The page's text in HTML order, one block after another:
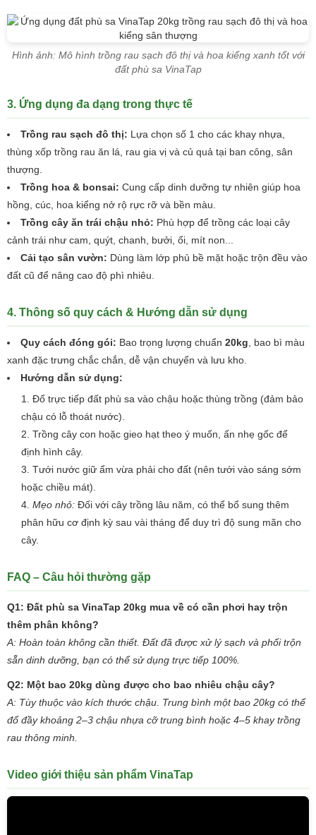
Hình ảnh: Mô hình trồng rau sạch đô thị và hoa kiểng xanh tốt với
đất phù sa VinaTap
3. Ứng dụng đa dạng trong thực tế
Trồng rau sạch đô thị: Lựa chọn số 1 cho các khay nhựa,
thùng xốp trồng rau ăn lá, rau gia vị và củ quả tại ban công, sân
thượng.
Trồng hoa & bonsai: Cung cấp dinh dưỡng tự nhiên giúp hoa
hồng, cúc, hoa kiểng nở rộ rực rỡ và bền màu.
Trồng cây ăn trái chậu nhỏ: Phù hợp để trồng các loại cây
cảnh trái như cam, quýt, chanh, bưởi, ổi, mít non...
Cải tạo sân vườn: Dùng làm lớp phủ bề mặt hoặc trộn đều vào
đất cũ để nâng cao độ phì nhiêu.
4. Thông số quy cách & Hướng dẫn sử dụng
Quy cách đóng gói: Bao trọng lượng chuẩn 20kg , bao bì màu
xanh đặc trưng chắc chắn, dễ vận chuyển và lưu kho.
Hướng dẫn sử dụng:
Đổ trực tiếp đất phù sa vào chậu hoặc thùng trồng (đảm bảo
chậu có lỗ thoát nước).
Trồng cây con hoặc gieo hạt theo ý muốn, ấn nhẹ gốc để
định hình cây.
Tưới nước giữ ẩm vừa phải cho đất (nên tưới vào sáng sớm
hoặc chiều mát).
Mẹo nhỏ: Đối với cây trồng lâu năm, có thể bổ sung thêm
phân hữu cơ định kỳ sau vài tháng để duy trì độ sung mãn cho
cây.
FAQ – Câu hỏi thường gặp
Q1: Đất phù sa VinaTap 20kg mua về có cần phơi hay trộn
thêm phân không?
A: Hoàn toàn không cần thiết. Đất đã được xử lý sạch và phối trộn
sẵn dinh dưỡng, bạn có thể sử dụng trực tiếp 100%.
Q2: Một bao 20kg dùng được cho bao nhiêu chậu cây?
A: Tùy thuộc vào kích thước chậu. Trung bình một bao 20kg có thể
đổ đầy khoảng 2–3 chậu nhựa cỡ trung bình hoặc 4–5 khay trồng
rau thông minh.
Video giới thiệu sản phẩm VinaTap